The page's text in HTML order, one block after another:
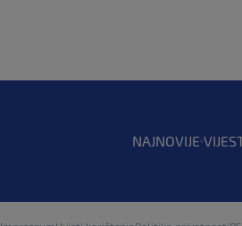
NAJNOVIJE